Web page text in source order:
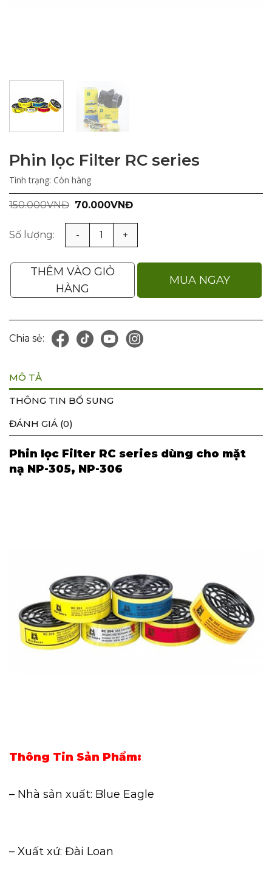
Phin lọc Filter RC series
Tình trạng: Còn hàng
150.000VNĐ Giá
là:
150.000VNĐ.
70.000VNĐGiá
tại
Phin lọc Filter RC series số lượng
THÊM VÀO GIỎ
HÀNG
MUA NGAY
Chia sẻ:
MÔ TẢ
THÔNG TIN BỔ SUNG
ĐÁNH GIÁ (0)
Phin lọc Filter RC series dùng cho mặt
nạ NP-305, NP-306
Thông Tin Sản Phẩm:
– Nhà sản xuất: Blue Eagle
– Xuất xứ: Đài Loan